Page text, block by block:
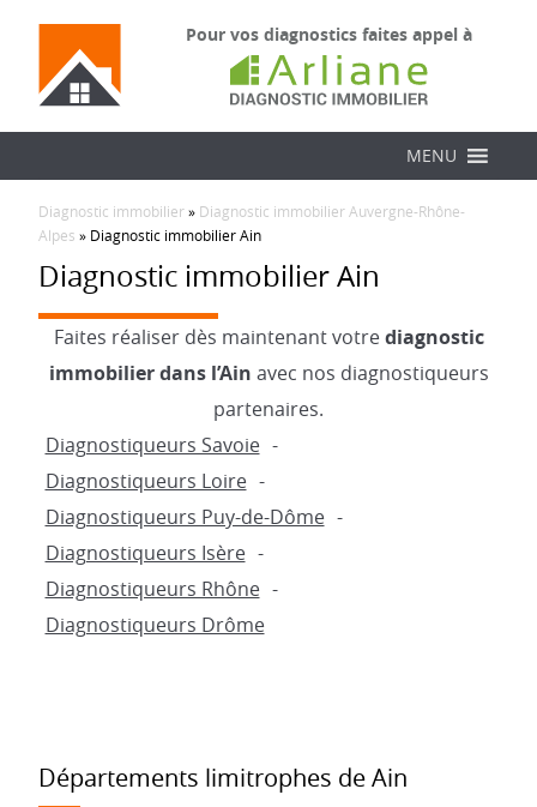
Pour vos diagnostics faites appel à
MENU
Diagnostic immobilier» Diagnostic immobilier Auvergne-Rhône-
Alpes » Diagnostic immobilier Ain
Diagnostic immobilier Ain
Faites réaliser dès maintenant votrediagnostic
immobilier dans l’Ain avec nos diagnostiqueurs
partenaires.
Diagnostiqueurs Savoie
Diagnostiqueurs Loire
Diagnostiqueurs Puy-de-Dôme
Diagnostiqueurs Isère
Diagnostiqueurs Rhône
Diagnostiqueurs Drôme
Départements limitrophes de Ain